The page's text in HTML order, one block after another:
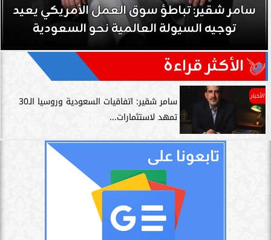
سامر شقير: تباطؤ سوق العمل الأمريكي يعيد
توجيه السيولة العالمية نحو السعودية
الأكثر قراءة
الأخبار
سامر شقير: اتفاقيات السعودية وروسيا الـ30
تمهد لاستثمارات...